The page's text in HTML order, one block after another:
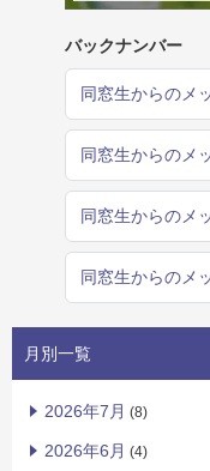
バックナンバー
同窓生からのメ
同窓生からのメ
同窓生からのメ
同窓生からのメ
月別一覧
2026年7月 (8)
2026年6月 (4)